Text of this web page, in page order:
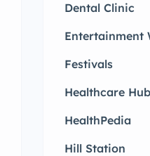
Dental Clinic
Entertainment
Festivals
Healthcare Hub
HealthPedia
Hill Station